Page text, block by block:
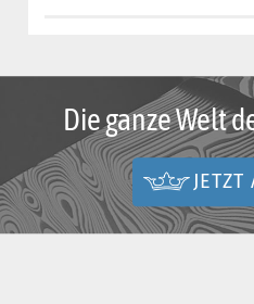
Die ganze Welt
JETZT